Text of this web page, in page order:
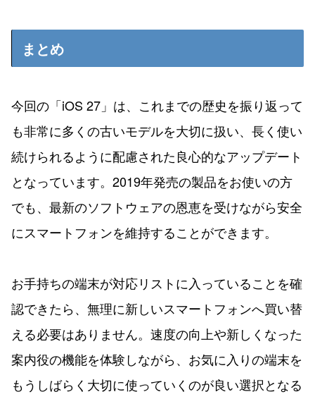
まとめ
今回の「iOS 27」は、これまでの歴史を振り返って
も非常に多くの古いモデルを大切に扱い、長く使い
続けられるように配慮された良心的なアップデート
となっています。2019年発売の製品をお使いの方
でも、最新のソフトウェアの恩恵を受けながら安全
にスマートフォンを維持することができます。
お手持ちの端末が対応リストに入っていることを確
認できたら、無理に新しいスマートフォンへ買い替
える必要はありません。速度の向上や新しくなった
案内役の機能を体験しながら、お気に入りの端末を
もうしばらく大切に使っていくのが良い選択となる